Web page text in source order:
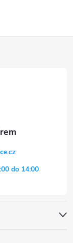
do 14:00